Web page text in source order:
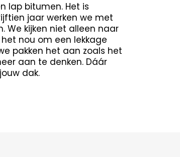
lap bitumen. Het is
jaar werken we met
We kijken niet alleen naar
nou om een lekkage
pakken het aan zoals het
aan te denken. Dáár
dak.